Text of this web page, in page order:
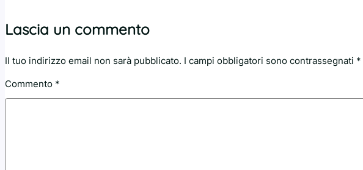
Lascia un commento
Il tuo indirizzo email non sarà pubblicato. I campi obbligatori sono contrassegnati *
Commento *